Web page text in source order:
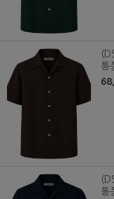
통
통